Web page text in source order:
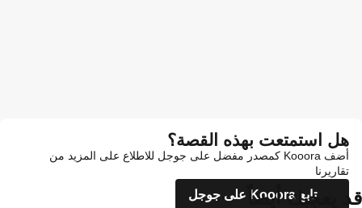
هل استمتعت بهذه القصة؟
أضف Kooora كمصدر مفضل على جوجل للاطلاع على المزيد من
تقاريرنا
تابع Kooora على جوجل
قد يعجبك أيضاً